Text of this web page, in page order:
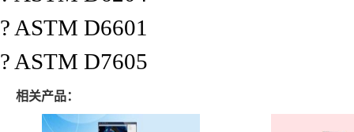
? ASTM D6601
? ASTM D7605
相关产品：